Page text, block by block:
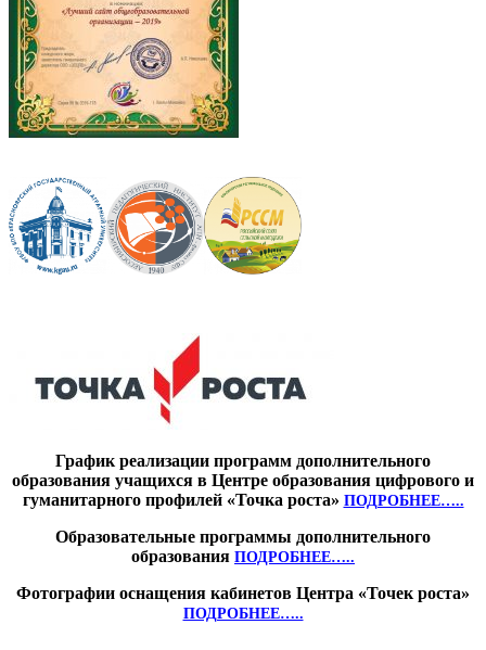
График реализации программ дополнительного
образования учащихся в Центре образования цифрового и
гуманитарного профилей «Точка роста» ПОДРОБНЕЕ…..
Образовательные программы дополнительного
образования ПОДРОБНЕЕ…..
Фотографии оснащения кабинетов Центра «Точек роста»
ПОДРОБНЕЕ…..